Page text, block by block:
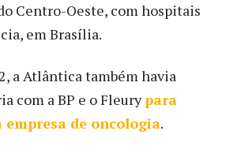
Centro-Oeste, com hospitais
em Brasília.
a Atlântica também havia
com a BP e o Fleurypara
de oncologia.